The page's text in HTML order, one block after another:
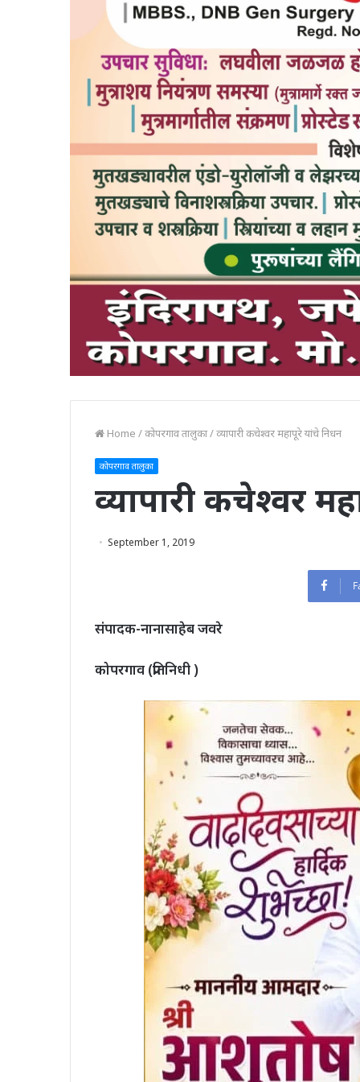
Home /कोपरगाव तालुका/व्यापारी कचेश्वर महापूरे यांचे निधन
कोपरगाव तालुका
व्यापारी कचेश्वर
September 1, 2019
संपादक-नानासाहेब जवरे
कोपरगाव (प्रतिनिधी )